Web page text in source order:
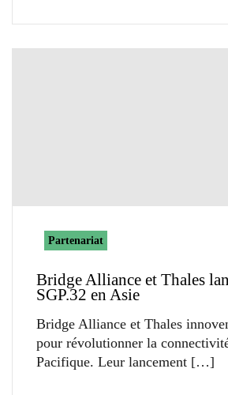
Partenariat
Bridge Alliance et Thales
SGP.32 en Asie
Bridge Alliance et Thales
pour révolutionner la
Pacifique. Leur lancement